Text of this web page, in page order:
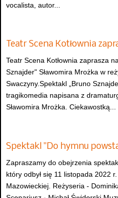
vocalista, autor...
Teatr Scena Kotłownia
Teatr Scena Kotłownia zaprasza
Sznajder" Sławomira Mrożka w
Swaczyny.Spektakl „Bruno
tragikomedia napisana z
Sławomira Mrożka. Ciekawostką...
Spektakl "Do hymnu
Zapraszamy do obejrzenia
który odbył się 11 listopada 2022
Mazowieckiej. Reżyseria -